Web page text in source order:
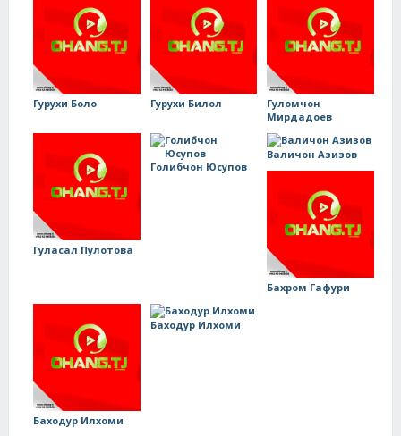
Гурухи Боло Гурухи Билол
Гуломчон
Мирдадоев
Гуласал Пулотова
Голибчон Юсупов
Валичон Азизов
Бахром Гафури
Баходур Илхоми
Баходур Илхоми